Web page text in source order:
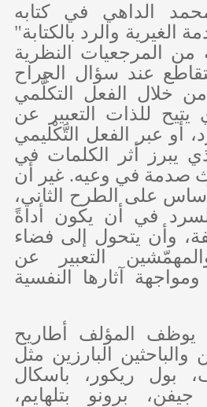
الداهي في كتابه
والرد بالكتابة"
من المرجعيات النظرية
عند سؤال الجراح
خلال الفعل التكلُّمي
يتيح للذات التعبير عن
أو عبر الفعل التَّكْليمي
يبرز أثر الكلمات في
صدمة في وعيه. غير أن
على الطرح الثاني،
في أن يكون أداةً
وأن يتحول إلى فضاء
التعبير عن
آثارها النفسية
يوظف المؤلف أطاريح
البارزين مثل
بول ريكور، باسكال
برونو بتلهايم،